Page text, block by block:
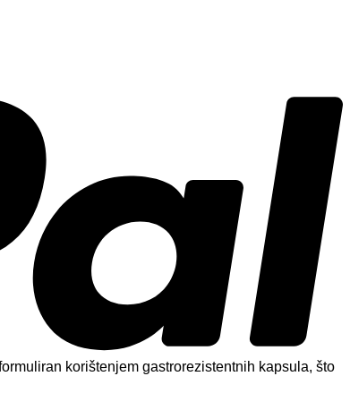
korištenjem gastrorezistentnih kapsula, što